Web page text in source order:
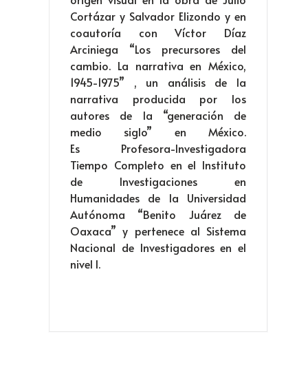
Cortázar y Salvador Elizondo y en
coautoría con Víctor Díaz
Arciniega “Los precursores del
cambio. La narrativa en México,
1945-1975” , un análisis de la
narrativa producida por los
autores de la “generación de
medio siglo” en México.
Es Profesora-Investigadora
Tiempo Completo en el Instituto
de Investigaciones en
Humanidades de la Universidad
Autónoma “Benito Juárez de
Oaxaca” y pertenece al Sistema
Nacional de Investigadores en el
nivel I.